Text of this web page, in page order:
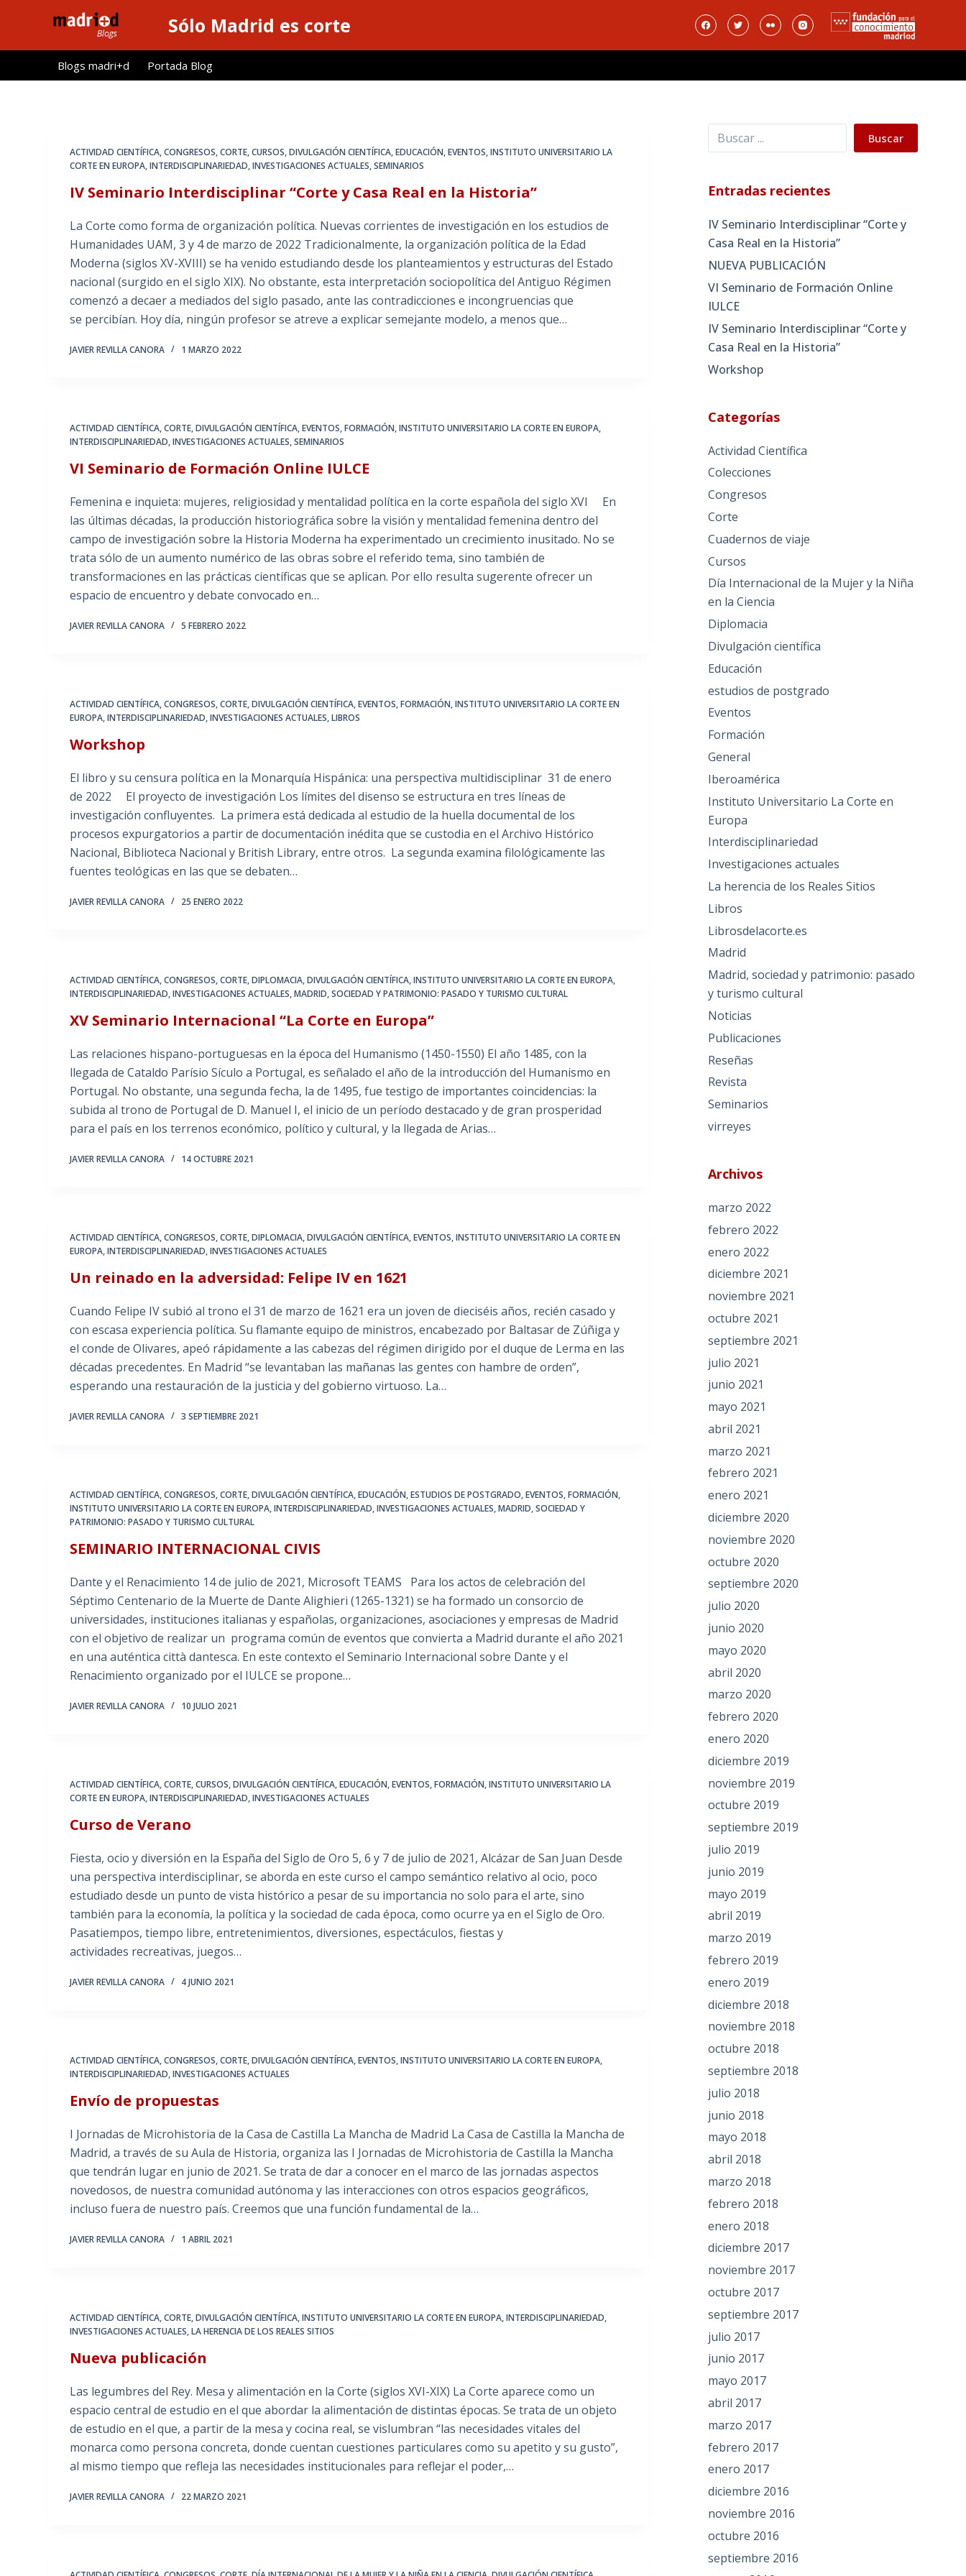
l
Sólo Madrid es corte
Blogs madri+d Portada Blog
ACTIVIDAD CIENTÍFICA,CONGRESOS,CORTE,CURSOS,DIVULGACIÓN CIENTÍFICA,EDUCACIÓN,EVENTOS,INSTITUTO UNIVERSITARIO LA
CORTE EN EUROPA,INTERDISCIPLINARIEDAD,INVESTIGACIONES ACTUALES,SEMINARIOS
IV Seminario Interdisciplinar “Corte y Casa Real en la Historia”
La Corte como forma de organización política. Nuevas corrientes de investigación en los estudios de
Humanidades UAM, 3 y 4 de marzo de 2022 Tradicionalmente, la organización política de la Edad
Moderna (siglos XV-XVIII) se ha venido estudiando desde los planteamientos y estructuras del Estado
nacional (surgido en el siglo XIX). No obstante, esta interpretación sociopolítica del Antiguo Régimen
comenzó a decaer a mediados del siglo pasado, ante las contradicciones e incongruencias que
se percibían. Hoy día, ningún profesor se atreve a explicar semejante modelo, a menos que…
JAVIER REVILLA CANORA 1 MARZO 2022
ACTIVIDAD CIENTÍFICA,CORTE,DIVULGACIÓN CIENTÍFICA,EVENTOS,FORMACIÓN,INSTITUTO UNIVERSITARIO LA CORTE EN EUROPA,
INTERDISCIPLINARIEDAD,INVESTIGACIONES ACTUALES,SEMINARIOS
VI Seminario de Formación Online IULCE
Femenina e inquieta: mujeres, religiosidad y mentalidad política en la corte española del siglo XVI En
las últimas décadas, la producción historiográfica sobre la visión y mentalidad femenina dentro del
campo de investigación sobre la Historia Moderna ha experimentado un crecimiento inusitado. No se
trata sólo de un aumento numérico de las obras sobre el referido tema, sino también de
transformaciones en las prácticas científicas que se aplican. Por ello resulta sugerente ofrecer un
espacio de encuentro y debate convocado en…
JAVIER REVILLA CANORA 5 FEBRERO 2022
ACTIVIDAD CIENTÍFICA,CONGRESOS,CORTE,DIVULGACIÓN CIENTÍFICA,EVENTOS,FORMACIÓN,INSTITUTO UNIVERSITARIO LA CORTE EN
EUROPA,INTERDISCIPLINARIEDAD,INVESTIGACIONES ACTUALES,LIBROS
Workshop
El libro y su censura política en la Monarquía Hispánica: una perspectiva multidisciplinar 31 de enero
de 2022 El proyecto de investigación Los límites del disenso se estructura en tres líneas de
investigación confluyentes. La primera está dedicada al estudio de la huella documental de los
procesos expurgatorios a partir de documentación inédita que se custodia en el Archivo Histórico
Nacional, Biblioteca Nacional y British Library, entre otros. La segunda examina filológicamente las
fuentes teológicas en las que se debaten…
JAVIER REVILLA CANORA 25 ENERO 2022
ACTIVIDAD CIENTÍFICA,CONGRESOS,CORTE,DIPLOMACIA,DIVULGACIÓN CIENTÍFICA,INSTITUTO UNIVERSITARIO LA CORTE EN EUROPA,
INTERDISCIPLINARIEDAD,INVESTIGACIONES ACTUALES,MADRID, SOCIEDAD Y PATRIMONIO: PASADO Y TURISMO CULTURAL
XV Seminario Internacional “La Corte en Europa”
Las relaciones hispano-portuguesas en la época del Humanismo (1450-1550) El año 1485, con la
llegada de Cataldo Parísio Sículo a Portugal, es señalado el año de la introducción del Humanismo en
Portugal. No obstante, una segunda fecha, la de 1495, fue testigo de importantes coincidencias: la
subida al trono de Portugal de D. Manuel I, el inicio de un período destacado y de gran prosperidad
para el país en los terrenos económico, político y cultural, y la llegada de Arias…
JAVIER REVILLA CANORA 14 OCTUBRE 2021
ACTIVIDAD CIENTÍFICA,CONGRESOS,CORTE,DIPLOMACIA,DIVULGACIÓN CIENTÍFICA,EVENTOS,INSTITUTO UNIVERSITARIO LA CORTE EN
EUROPA,INTERDISCIPLINARIEDAD,INVESTIGACIONES ACTUALES
Un reinado en la adversidad: Felipe IV en 1621
Cuando Felipe IV subió al trono el 31 de marzo de 1621 era un joven de dieciséis años, recién casado y
con escasa experiencia política. Su flamante equipo de ministros, encabezado por Baltasar de Zúñiga y
el conde de Olivares, apeó rápidamente a las cabezas del régimen dirigido por el duque de Lerma en las
décadas precedentes. En Madrid “se levantaban las mañanas las gentes con hambre de orden”,
esperando una restauración de la justicia y del gobierno virtuoso. La…
JAVIER REVILLA CANORA 3 SEPTIEMBRE 2021
ACTIVIDAD CIENTÍFICA,CONGRESOS,CORTE,DIVULGACIÓN CIENTÍFICA,EDUCACIÓN,ESTUDIOS DE POSTGRADO,EVENTOS,FORMACIÓN,
INSTITUTO UNIVERSITARIO LA CORTE EN EUROPA,INTERDISCIPLINARIEDAD,INVESTIGACIONES ACTUALES,MADRID, SOCIEDAD Y
PATRIMONIO: PASADO Y TURISMO CULTURAL
SEMINARIO INTERNACIONAL CIVIS
Dante y el Renacimiento 14 de julio de 2021, Microsoft TEAMS Para los actos de celebración del
Séptimo Centenario de la Muerte de Dante Alighieri (1265-1321) se ha formado un consorcio de
universidades, instituciones italianas y españolas, organizaciones, asociaciones y empresas de Madrid
con el objetivo de realizar un programa común de eventos que convierta a Madrid durante el año 2021
en una auténtica città dantesca. En este contexto el Seminario Internacional sobre Dante y el
Renacimiento organizado por el IULCE se propone…
JAVIER REVILLA CANORA 10 JULIO 2021
ACTIVIDAD CIENTÍFICA,CORTE,CURSOS,DIVULGACIÓN CIENTÍFICA,EDUCACIÓN,EVENTOS,FORMACIÓN,INSTITUTO UNIVERSITARIO LA
CORTE EN EUROPA,INTERDISCIPLINARIEDAD,INVESTIGACIONES ACTUALES
Curso de Verano
Fiesta, ocio y diversión en la España del Siglo de Oro 5, 6 y 7 de julio de 2021, Alcázar de San Juan Desde
una perspectiva interdisciplinar, se aborda en este curso el campo semántico relativo al ocio, poco
estudiado desde un punto de vista histórico a pesar de su importancia no solo para el arte, sino
también para la economía, la política y la sociedad de cada época, como ocurre ya en el Siglo de Oro.
Pasatiempos, tiempo libre, entretenimientos, diversiones, espectáculos, fiestas y
actividades recreativas, juegos…
JAVIER REVILLA CANORA 4 JUNIO 2021
ACTIVIDAD CIENTÍFICA,CONGRESOS,CORTE,DIVULGACIÓN CIENTÍFICA,EVENTOS,INSTITUTO UNIVERSITARIO LA CORTE EN EUROPA,
INTERDISCIPLINARIEDAD,INVESTIGACIONES ACTUALES
Envío de propuestas
I Jornadas de Microhistoria de la Casa de Castilla La Mancha de Madrid La Casa de Castilla la Mancha de
Madrid, a través de su Aula de Historia, organiza las I Jornadas de Microhistoria de Castilla la Mancha
que tendrán lugar en junio de 2021. Se trata de dar a conocer en el marco de las jornadas aspectos
novedosos, de nuestra comunidad autónoma y las interacciones con otros espacios geográficos,
incluso fuera de nuestro país. Creemos que una función fundamental de la…
JAVIER REVILLA CANORA 1 ABRIL 2021
ACTIVIDAD CIENTÍFICA,CORTE,DIVULGACIÓN CIENTÍFICA,INSTITUTO UNIVERSITARIO LA CORTE EN EUROPA,INTERDISCIPLINARIEDAD,
INVESTIGACIONES ACTUALES,LA HERENCIA DE LOS REALES SITIOS
Nueva publicación
Las legumbres del Rey. Mesa y alimentación en la Corte (siglos XVI-XIX) La Corte aparece como un
espacio central de estudio en el que abordar la alimentación de distintas épocas. Se trata de un objeto
de estudio en el que, a partir de la mesa y cocina real, se vislumbran “las necesidades vitales del
monarca como persona concreta, donde cuentan cuestiones particulares como su apetito y su gusto”,
al mismo tiempo que refleja las necesidades institucionales para reflejar el poder,…
JAVIER REVILLA CANORA 22 MARZO 2021
Buscar Buscar
Entradas recientes
IV Seminario Interdisciplinar “Corte y
Casa Real en la Historia”
NUEVA PUBLICACIÓN
VI Seminario de Formación Online
IULCE
IV Seminario Interdisciplinar “Corte y
Casa Real en la Historia”
Workshop
Categorías
Actividad Científica
Colecciones
Congresos
Corte
Cuadernos de viaje
Cursos
Día Internacional de la Mujer y la Niña
en la Ciencia
Diplomacia
Divulgación científica
Educación
estudios de postgrado
Eventos
Formación
General
Iberoamérica
Instituto Universitario La Corte en
Europa
Interdisciplinariedad
Investigaciones actuales
La herencia de los Reales Sitios
Libros
Librosdelacorte.es
Madrid
Madrid, sociedad y patrimonio: pasado
y turismo cultural
Noticias
Publicaciones
Reseñas
Revista
Seminarios
virreyes
Archivos
marzo 2022
febrero 2022
enero 2022
diciembre 2021
noviembre 2021
octubre 2021
septiembre 2021
julio 2021
junio 2021
mayo 2021
abril 2021
marzo 2021
febrero 2021
enero 2021
diciembre 2020
noviembre 2020
octubre 2020
septiembre 2020
julio 2020
junio 2020
mayo 2020
abril 2020
marzo 2020
febrero 2020
enero 2020
diciembre 2019
noviembre 2019
octubre 2019
septiembre 2019
julio 2019
junio 2019
mayo 2019
abril 2019
marzo 2019
febrero 2019
enero 2019
diciembre 2018
noviembre 2018
octubre 2018
septiembre 2018
julio 2018
junio 2018
mayo 2018
abril 2018
marzo 2018
febrero 2018
enero 2018
diciembre 2017
noviembre 2017
octubre 2017
septiembre 2017
julio 2017
junio 2017
mayo 2017
abril 2017
marzo 2017
febrero 2017
enero 2017
diciembre 2016
noviembre 2016
octubre 2016
septiembre 2016